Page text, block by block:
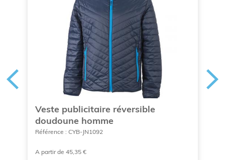
Veste publicitaire réversible
doudoune homme
Référence : CYB-JN1092
A partir de 45,35 €